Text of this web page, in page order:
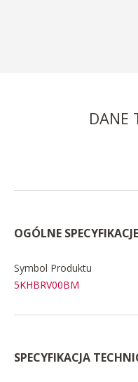
DANE
OGÓLNE SPECYFIKACJE
Symbol Produktu
5KHBRV00BM
SPECYFIKACJA